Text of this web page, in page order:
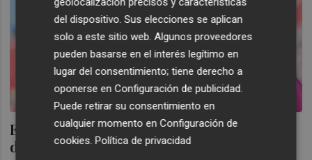
El Valencia negocia con el Sevilla la cesión
de Rafa Mir
del dispositivo. Sus elecciones se aplican
solo a este sitio web. Algunos proveedores
pueden basarse en el interés legítimo en
lugar del consentimiento; tiene derecho a
oponerse enConfiguración de publicidad.
Puede retirar su consentimiento en
cualquier momento enConfiguración de
cookies.Política de privacidad